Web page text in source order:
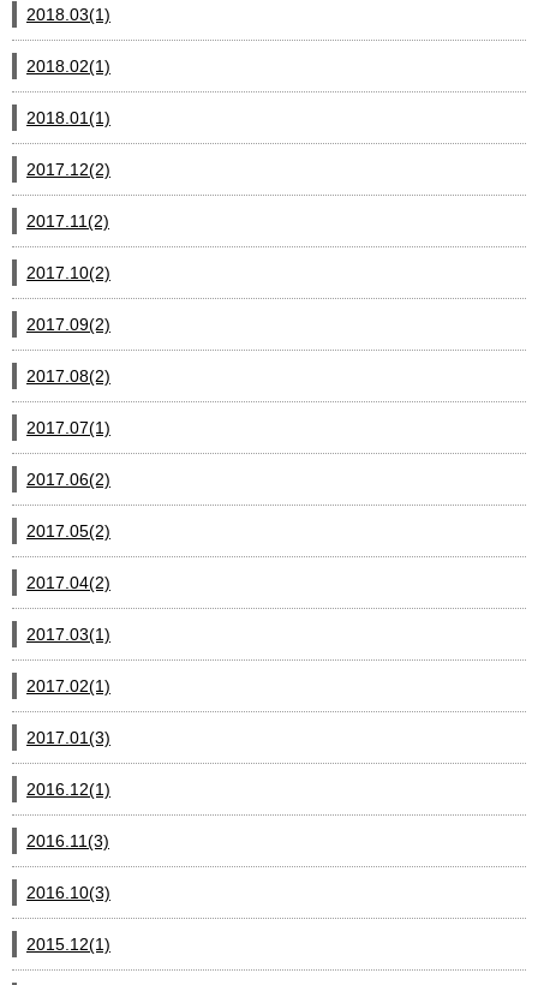
2018.03(1)
2018.02(1)
2018.01(1)
2017.12(2)
2017.11(2)
2017.10(2)
2017.09(2)
2017.08(2)
2017.07(1)
2017.06(2)
2017.05(2)
2017.04(2)
2017.03(1)
2017.02(1)
2017.01(3)
2016.12(1)
2016.11(3)
2016.10(3)
2015.12(1)